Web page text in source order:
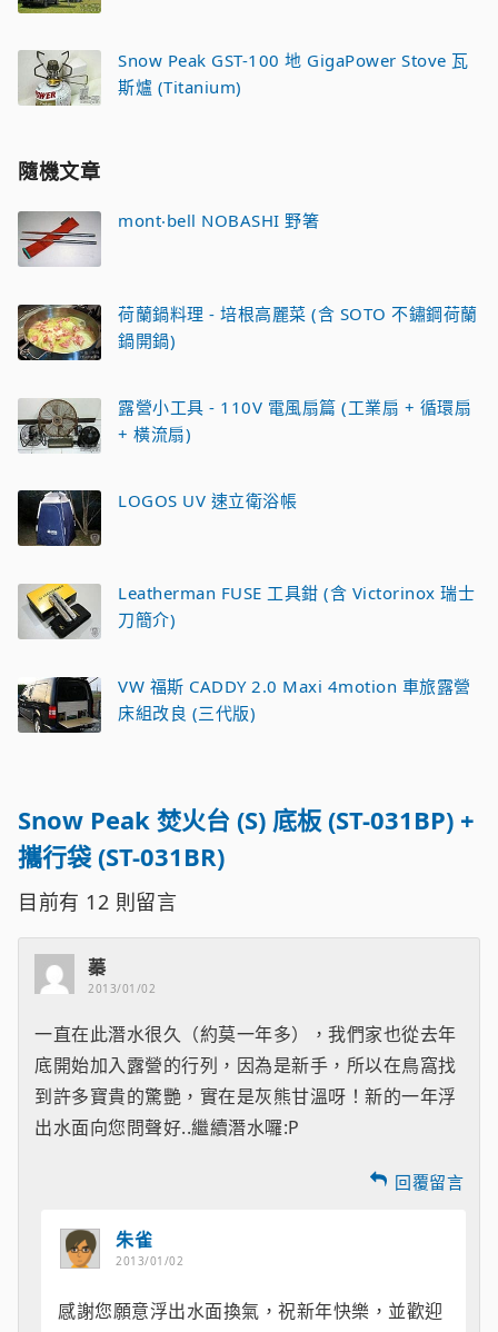
Snow Peak GST-100 地 GigaPower Stove 瓦
斯爐 (Titanium)
隨機文章
mont‧bell NOBASHI 野箸
荷蘭鍋料理 - 培根高麗菜 (含 SOTO 不鏽鋼荷蘭
鍋開鍋)
露營小工具 - 110V 電風扇篇 (工業扇 + 循環扇
+ 橫流扇)
LOGOS UV 速立衛浴帳
Leatherman FUSE 工具鉗 (含 Victorinox 瑞士
刀簡介)
VW 福斯 CADDY 2.0 Maxi 4motion 車旅露營
床組改良 (三代版)
Snow Peak 焚火台 (S) 底板 (ST-031BP) +
攜行袋 (ST-031BR)
目前有 12 則留言
蓁
2013/01/02
一直在此潛水很久（約莫一年多），我們家也從去年
底開始加入露營的行列，因為是新手，所以在鳥窩找
到許多寶貴的驚艷，實在是灰熊甘溫呀！新的一年浮
出水面向您問聲好..繼續潛水囉:P
回覆留言
朱雀
2013/01/02
感謝您願意浮出水面換氣，祝新年快樂，並歡迎